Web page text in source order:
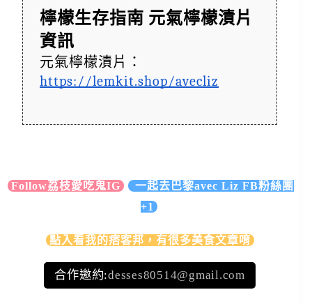
檸檬生存指南 元氣檸檬漬片
資訊
元氣檸檬漬片：
https://lemkit.shop/avecliz
Follow荔枝愛吃鬼IG
一起去巴黎avec Liz FB粉絲團
+1
點入看我的痞客邦，有很多美食文章唷
合作邀約:desses80514@gmail.com